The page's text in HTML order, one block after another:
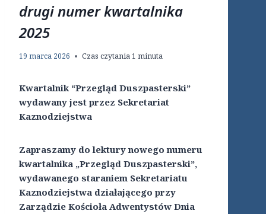
drugi numer kwartalnika
2025
19 marca 2026 Czas czytania1 minuta
Kwartalnik “Przegląd Duszpasterski”
wydawany jest przez Sekretariat
Kaznodziejstwa
Zapraszamy do lektury nowego numeru
kwartalnika „Przegląd Duszpasterski”,
wydawanego staraniem Sekretariatu
Kaznodziejstwa działającego przy
Zarządzie Kościoła Adwentystów Dnia